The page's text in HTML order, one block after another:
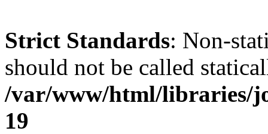
Strict Standards: Non-
should not be called
/var/www/html/libraries/
19